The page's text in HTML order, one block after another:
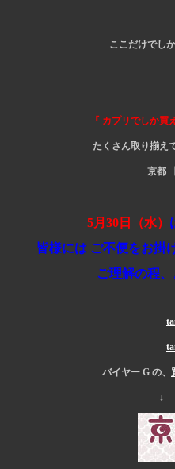
ここだけでしか手に
『 カプリでしか買えない 』
たくさん取り揃えて、皆様方
京都
5月30日（水）
皆様には ご不便をお掛け
ご理解の程、よろし
バイヤー G の、
↓